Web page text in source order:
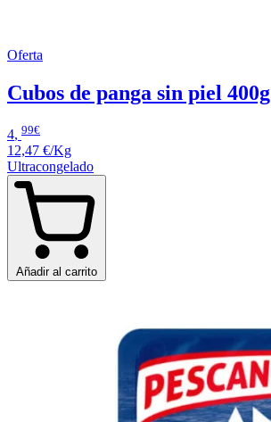
Oferta
Cubos de panga sin piel 400g
4, 99€
12,47 €/Kg
Ultracongelado
Añadir al carrito